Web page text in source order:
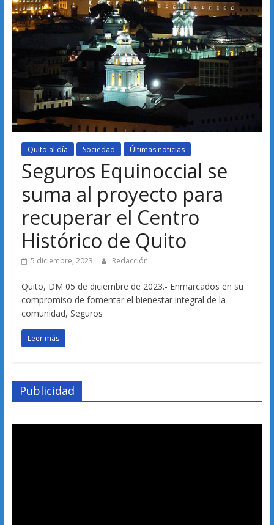
Quito al día Sociedad Últimas noticias
Seguros Equinoccial se
suma al proyecto para
recuperar el Centro
Histórico de Quito
5 diciembre, 2023 Redacción
Quito, DM 05 de diciembre de 2023.- Enmarcados en su
compromiso de fomentar el bienestar integral de la
comunidad, Seguros
Leer más
Publicidad